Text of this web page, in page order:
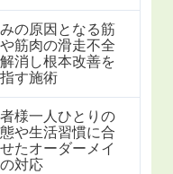
の原因となる筋
筋肉の滑走不全
消し根本改善を
す施術
様一人ひとりの
や生活習慣に合
たオーダーメイ
の対応